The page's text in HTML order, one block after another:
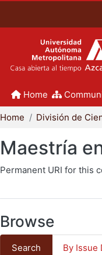
Home
Home
Maestría
Permanent URI for this
Browse
Search By Issue